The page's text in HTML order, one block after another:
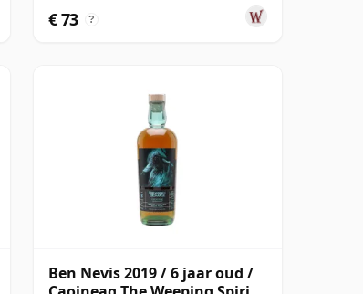
€ 73 ?
Ben Nevis 2019 / 6 jaar oud /